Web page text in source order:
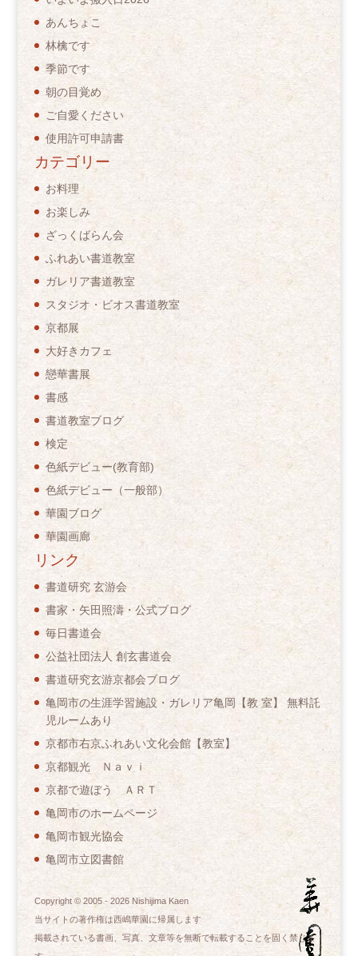
あんちょこ
林檎です
季節です
朝の目覚め
ご自愛ください
使用許可申請書
カテゴリー
お料理
お楽しみ
ざっくばらん会
ふれあい書道教室
ガレリア書道教室
スタジオ・ビオス書道教室
京都展
大好きカフェ
戀華書展
書感
書道教室ブログ
検定
色紙デビュー(教育部)
色紙デビュー（一般部）
華園ブログ
華園画廊
リンク
書道研究 玄游会
書家・矢田照濤・公式ブログ
毎日書道会
公益社団法人 創玄書道会
書道研究玄游京都会ブログ
亀岡市の生涯学習施設・ガレリア亀岡【教 室】 無料託
児ルームあり
京都市右京ふれあい文化会館【教室】
京都観光 Ｎａｖｉ
京都で遊ぼう ＡＲＴ
亀岡市のホームページ
亀岡市観光協会
亀岡市立図書館
Copyright © 2005 - 2026Nishijima Kaen
当サイトの著作権は西嶋華園に帰属します
掲載されている書画、写真、文章等を無断で転載することを固く禁じま